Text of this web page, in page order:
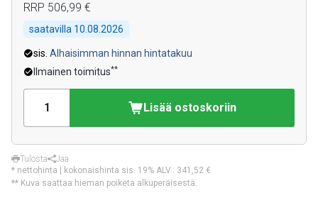
RRP 506,99 €
saatavilla 10.08.2026
sis. Alhaisimman hinnan hintatakuu
Ilmainen toimitus**
Lisää ostoskoriin
Tulosta
Jaa
* nettohinta | kokonaishinta sis. 19% ALV.: 341,52 €
** Kuva saattaa hieman poiketa alkuperäisestä.